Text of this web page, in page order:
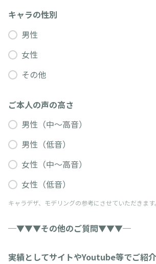
キャラの性別
男性
女性
その他
ご本人の声の高さ
男性（中～高音）
男性（低音）
女性（中～高音）
女性（低音）
キャラデザ、モデリングの参考にさせていただきます。
─▼▼▼その他のご質問▼▼▼─
実績としてサイトやYoutube等でご紹